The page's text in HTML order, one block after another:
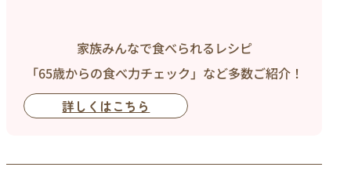
家族みんなで食べられるレシピ
「65歳からの食べ力チェック」など多数ご紹介！
詳しくはこちら